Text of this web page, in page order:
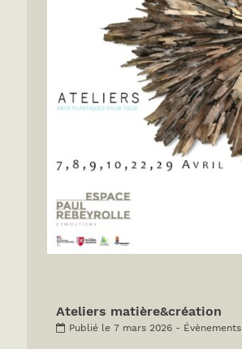
Ateliers matière&création
Publié le 7 mars 2026 - Évènements